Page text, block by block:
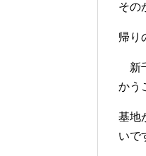
その
帰り
新
かう
基地
いで